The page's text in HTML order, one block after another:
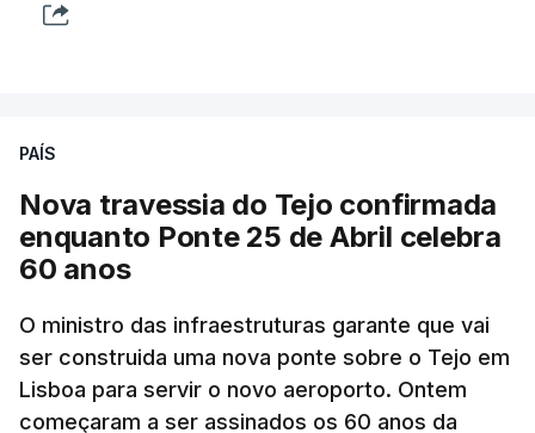
PAÍS
Nova travessia do Tejo confirmada
enquanto Ponte 25 de Abril celebra
60 anos
O ministro das infraestruturas garante que vai
ser construida uma nova ponte sobre o Tejo em
Lisboa para servir o novo aeroporto. Ontem
começaram a ser assinados os 60 anos da